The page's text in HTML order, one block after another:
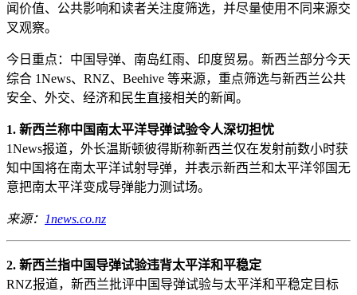
闻价值、公共影响和读者关注度筛选，并尽量使用不同来源交
叉观察。
今日重点：中国导弹、南岛红雨、印度贸易。新西兰部分今天
综合 1News、RNZ、Beehive 等来源，重点筛选与新西兰公共
安全、外交、经济和民生直接相关的新闻。
1. 新西兰称中国南太平洋导弹试验令人深切担忧
1News报道，外长温斯顿彼得斯称新西兰仅在发射前数小时获
知中国将在南太平洋试射导弹，并表示新西兰和太平洋邻国无
意把南太平洋变成导弹能力测试场。
来源： 1news.co.nz
2. 新西兰指中国导弹试验违背太平洋和平稳定
RNZ报道，新西兰批评中国导弹试验与太平洋和平稳定目标